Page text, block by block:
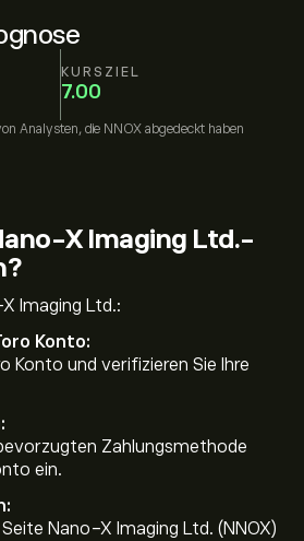
KURSZIEL
7.00
Analysten, die NNOX abgedeckt haben
X Imaging Ltd.-
Imaging Ltd.:
Konto:
Konto und verifizieren Sie Ihre
Zahlungsmethode
ein.
Nano-X Imaging Ltd. (NNOX)